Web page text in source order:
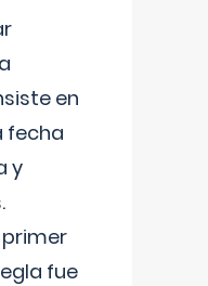
en
fecha
y
primer
fue